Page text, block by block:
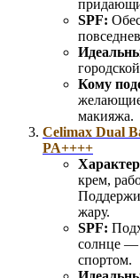
SPF:
Кому
желающие
макияжа.
Celimax Dual
PA++++
крем,
жару.
SPF:
солнце —
спортом.